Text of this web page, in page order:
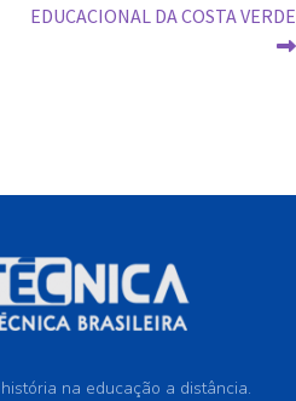
EDUCACIONAL DA COSTA VERDE
na educação a distância.